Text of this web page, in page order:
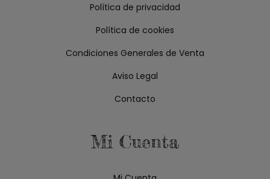
Política de privacidad
Política de cookies
Condiciones Generales de Venta
Aviso Legal
Contacto
Mi Cuenta